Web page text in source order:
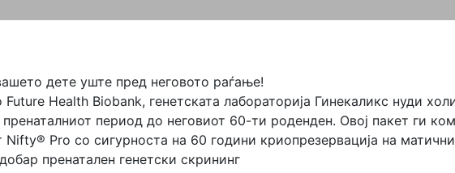
дете уште пред неговото раѓање!
Health Biobank, генетската лабораторија Гинекаликс нуди
период до неговиот 60-ти роденден. Овој пакет ги
Nifty® Pro со сигурноста на 60 години криопрезервација на
пренатален генетски скрининг